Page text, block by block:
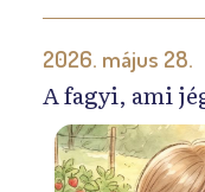
2026. május 28.
A fagyi, ami